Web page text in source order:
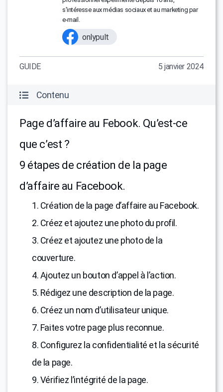
s'intéresse aux médias sociaux et au marketing par
e-mail.
onlypult
GUIDE 5 janvier 2024
Contenu
Page d’affaire au Febook. Qu’est-ce
que c’est ?
9 étapes de création de la page
d’affaire au Facebook.
1. Création de la page d’affaire au Facebook.
2. Créez et ajoutez une photo du profil.
3. Créez et ajoutez une photo de la
couverture.
4. Ajoutez un bouton d’appel à l’action.
5. Rédigez une description de la page.
6. Créez un nom d’utilisateur unique.
7. Faites votre page plus reconnue.
8. Configurez la confidentialité et la sécurité
de la page.
9. Vérifiez l’intégrité de la page.